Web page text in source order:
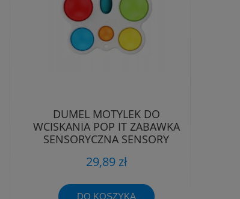
DUMEL MOTYLEK DO
WCISKANIA POP IT ZABAWKA
SENSORYCZNA SENSORY
29,89 zł
DO KOSZYKA